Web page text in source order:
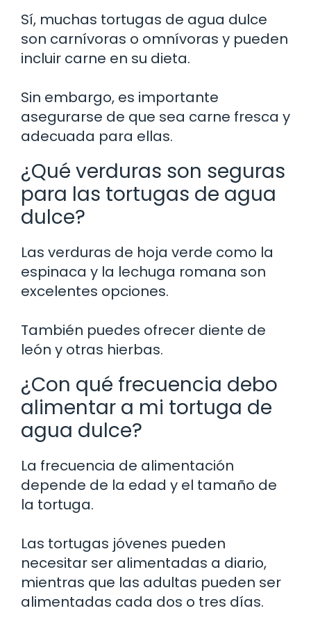
Sí, muchas tortugas de agua dulce
son carnívoras o omnívoras y pueden
incluir carne en su dieta.
Sin embargo, es importante
asegurarse de que sea carne fresca y
adecuada para ellas.
¿Qué verduras son seguras
para las tortugas de agua
dulce?
Las verduras de hoja verde como la
espinaca y la lechuga romana son
excelentes opciones.
También puedes ofrecer diente de
león y otras hierbas.
¿Con qué frecuencia debo
alimentar a mi tortuga de
agua dulce?
La frecuencia de alimentación
depende de la edad y el tamaño de
la tortuga.
Las tortugas jóvenes pueden
necesitar ser alimentadas a diario,
mientras que las adultas pueden ser
alimentadas cada dos o tres días.